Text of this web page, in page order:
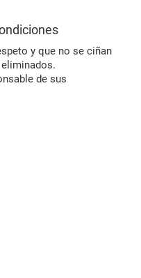
y que no se ciñan
de sus